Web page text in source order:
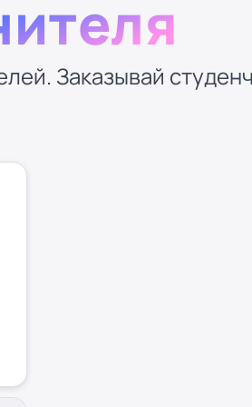
Заказывай